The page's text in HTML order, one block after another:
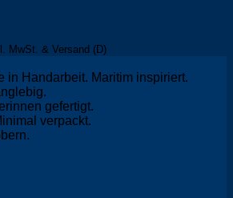
€.
MwSt. & Versand (D)
in Handarbeit. Maritim inspiriert.
gefertigt.
verpackt.